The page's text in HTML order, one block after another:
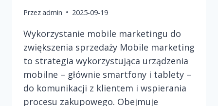
Przezadmin 2025-09-19
Wykorzystanie mobile marketingu do
zwiększenia sprzedaży Mobile marketing
to strategia wykorzystująca urządzenia
mobilne – głównie smartfony i tablety –
do komunikacji z klientem i wspierania
procesu zakupowego. Obejmuje